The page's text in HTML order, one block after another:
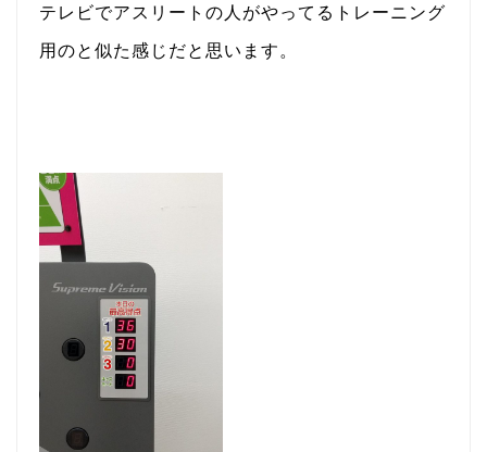
テレビでアスリートの人がやってるトレーニング
用のと似た感じだと思います。